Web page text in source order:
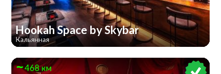
Hookah Space by Skybar
Кальянная
468 км